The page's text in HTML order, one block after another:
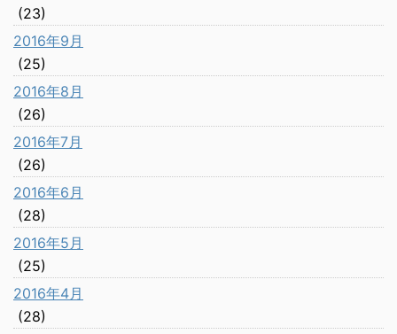
(23)
2016年9月
(25)
2016年8月
(26)
2016年7月
(26)
2016年6月
(28)
2016年5月
(25)
2016年4月
(28)